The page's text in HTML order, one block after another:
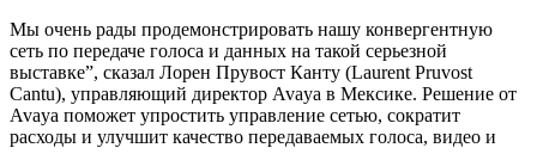
Мы очень рады продемонстрировать нашу конвергентную
сеть по передаче голоса и данных на такой серьезной
выставке”, сказал Лорен Прувост Канту (Laurent Pruvost
Cantu), управляющий директор Avaya в Мексике. Решение от
Avaya поможет упростить управление сетью, сократит
расходы и улучшит качество передаваемых голоса, видео и